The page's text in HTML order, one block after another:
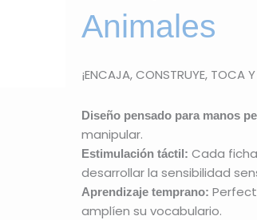
Animales
¡ENCAJA, CONSTRUYE, TOCA Y
Diseño pensado para manos
manipular.
Estimulación táctil: Cada
desarrollar la sensibilidad
Aprendizaje temprano:
amplíen su vocabulario.